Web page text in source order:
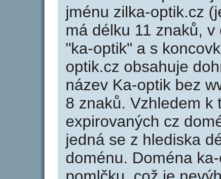
jménu zilka-optik.cz
má délku 11 znaků,
"ka-optik" a s
optik.cz obsahuje
název Ka-optik bez
8 znaků. Vzhledem k
expirovaných cz
jedná se z hlediska
doménu. Doména